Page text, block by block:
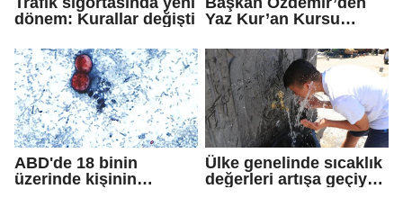
dönem: Kurallar değişti Yaz Kur’an Kursu
ABD'de 18 binin
üzerinde kişinin
Ülke genelinde sıcaklık
değerleri artışa geçiyor: